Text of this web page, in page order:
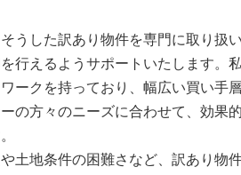
うした訳あり物件を専門に取り扱
行えるようサポートいたします。
ークを持っており、幅広い買い手
の方々のニーズに合わせて、効果
土地条件の困難さなど、訳あり物